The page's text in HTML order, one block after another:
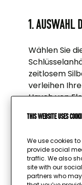
This website uses
We use cookies
provide social
traffic. We also
site with our
partners who
1. Auswahl
Wählen Sie
zeitlosem
verleihen
Hauch von
Sie möchten
Foto?